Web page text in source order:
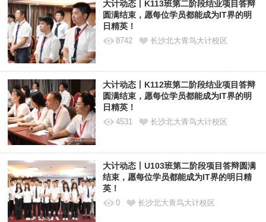
大计动态丨K113班第二阶段结业项目答辩
圆满结束，愿每位学员都能成为IT界的明
日精英！
8742 长沙北大青鸟大计校区
大计动态丨K112班第二阶段结业项目答辩
圆满结束，愿每位学员都能成为IT界的明
日精英！
4531 长沙北大青鸟大计校区
大计动态丨U103班第二阶段项目答辩圆满
结束，愿每位学员都能成为IT界的明日精
英！
0 长沙北大青鸟大计校区